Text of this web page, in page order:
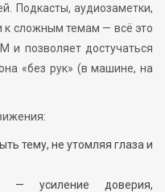
Подкасты, аудиозаметки,
к сложным темам — всё это
и позволяет достучаться
«без рук» (в машине, на
тему, не утомляя глаза и
— усиление доверия,